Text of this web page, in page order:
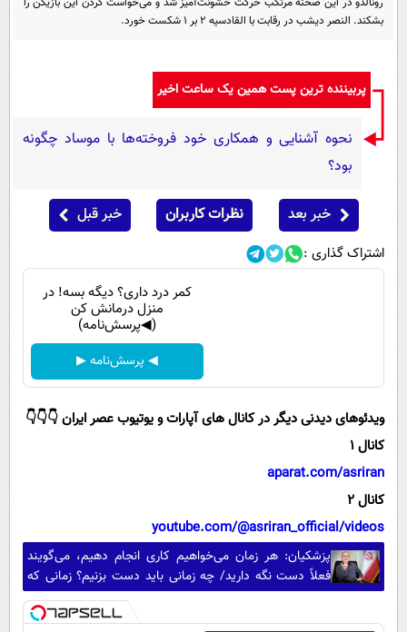
سرگرمی
گوناگون
حوادث
محیط زیست
فرهنگی
سیاست خارجی
پیامک
آشپزی
دانلود
بشکند. النصر دیشب در رقابت با القادسیه ۲ بر ۱ شکست خورد.
پربیننده ترین پست همین یک ساعت اخیر
نحوه آشنایی و همکاری خود فروخته‌ها با موساد چگونه
بود؟
خبر بعد نظرات کاربران خبر قبل
اشتراک گذاری :
کمر درد داری؟ دیگه بسه! در
منزل درمانش کن
(◀پرسش‌نامه)
◀ پرسش‌نامه ▶
ویدئوهای دیدنی دیگر در کانال های آپارات و یوتیوب عصر ایران 👇👇👇
کانال 1
aparat.com/asriran
کانال 2
youtube.com/@asriran_official/videos
پزشکیان: هر زمان می‌خواهیم کاری انجام دهیم، می‌گویند
فعلاً دست نگه دارید/ چه زمانی باید دست بزنیم؟ زمانی که
خودمان غرق شدیم، کشور نابود شد و همه ضرر کردند؟